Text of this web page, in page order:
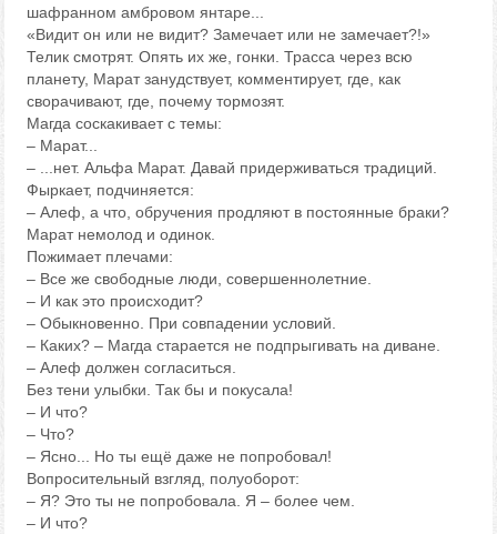
шафранном амбровом янтаре...
«Видит он или не видит? Замечает или не замечает?!»
Телик смотрят. Опять их же, гонки. Трасса через всю
планету, Марат занудствует, комментирует, где, как
сворачивают, где, почему тормозят.
Магда соскакивает с темы:
– Марат...
– ...нет. Альфа Марат. Давай придерживаться традиций.
Фыркает, подчиняется:
– Алеф, а что, обручения продляют в постоянные браки?
Марат немолод и одинок.
Пожимает плечами:
– Все же свободные люди, совершеннолетние.
– И как это происходит?
– Обыкновенно. При совпадении условий.
– Каких? – Магда старается не подпрыгивать на диване.
– Алеф должен согласиться.
Без тени улыбки. Так бы и покусала!
– И что?
– Что?
– Ясно... Но ты ещё даже не попробовал!
Вопросительный взгляд, полуоборот:
– Я? Это ты не попробовала. Я – более чем.
– И что?